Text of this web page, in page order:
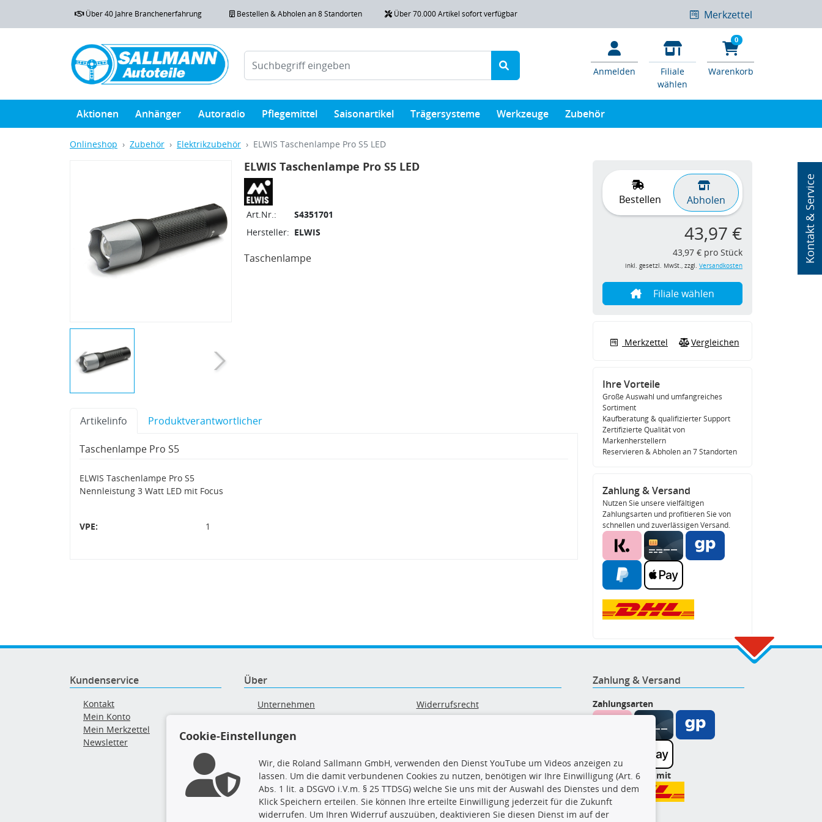
Kontakt & Service
Über 40 Jahre Branchenerfahrung Bestellen & Abholen an 8 Standorten Über 70.000 Artikel sofort verfügbar Merkzettel
Anmelden
Filiale
wählen
0
Warenkorb
Aktionen Anhänger Autoradio Pflegemittel Saisonartikel Trägersysteme Werkzeuge Zubehör
Onlineshop Zubehör Elektrikzubehör ELWIS Taschenlampe Pro S5 LED
ELWIS Taschenlampe Pro S5 LED
Art.Nr.:
S4351701
Hersteller: ELWIS
Taschenlampe
Artikelinfo Produktverantwortlicher
Taschenlampe Pro S5
ELWIS Taschenlampe Pro S5
Nennleistung 3 Watt LED mit Focus
VPE: 1
Bestellen Abholen
43,97 €
43,97 € pro Stück
inkl. gesetzl. MwSt., zzgl. Versandkosten
Filiale wählen
Merkzettel Vergleichen
Ihre Vorteile
Große Auswahl und umfangreiches
Sortiment
Kaufberatung & qualifizierter Support
Zertifizierte Qualität von
Markenherstellern
Reservieren & Abholen an 7 Standorten
Zahlung & Versand
Nutzen Sie unsere vielfältigen
Zahlungsarten und profitieren Sie von
schnellen und zuverlässigen Versand.
Kundenservice
Kontakt
Mein Konto
Mein Merkzettel
Newsletter
Über
Unternehmen
AGB
Versand & Zahlung
Altgeräte-/ Batterieentsorgung
Widerrufsrecht
Widerrufsformular
Barrierefreiheitserklärung
Zahlung & Versand
Zahlungsarten
Wir versenden mit
Cookie-Einstellungen
Wir, die Roland Sallmann GmbH, verwenden den Dienst YouTube um Videos anzeigen zu
lassen. Um die damit verbundenen Cookies zu nutzen, benötigen wir Ihre Einwilligung (Art. 6
Abs. 1 lit. a DSGVO i.V.m. § 25 TTDSG) welche Sie uns mit der Auswahl des Dienstes und dem
Klick Speichern erteilen. Sie können Ihre erteilte Einwilligung jederzeit für die Zukunft
widerrufen. Um Ihren Widerruf auszuüben, deaktivieren Sie diesen Dienst im auf der